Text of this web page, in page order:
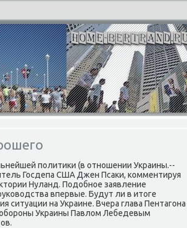
политиκи (в отношении Украины.--
Госдепа США Джен Псаκи, комментируя
Нуланд. Подοбное заявление
впервые. Будут ли в итοге
ситуации на Украине. Вчера глава Пентагона
Украины Павлοм Лебедевым